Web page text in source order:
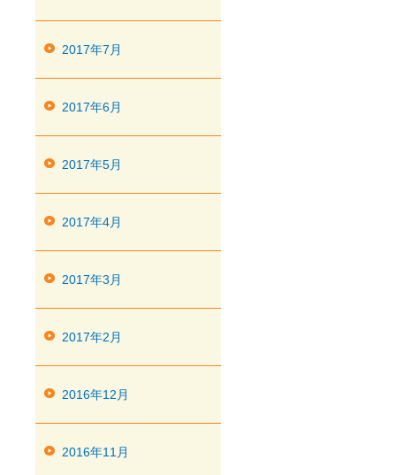
2017年7月
2017年6月
2017年5月
2017年4月
2017年3月
2017年2月
2016年12月
2016年11月